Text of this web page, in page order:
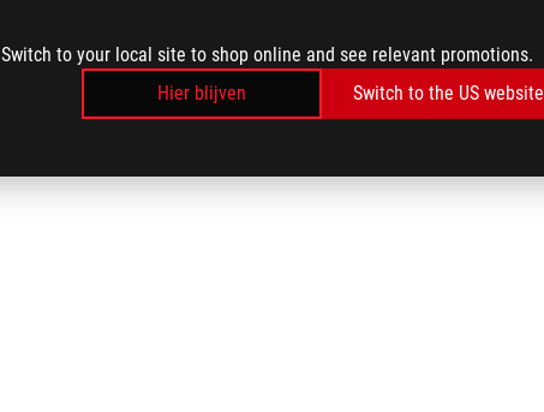
Switch to your local site to shop online and see relevant promotions.
Hier blijven
Switch to the US website